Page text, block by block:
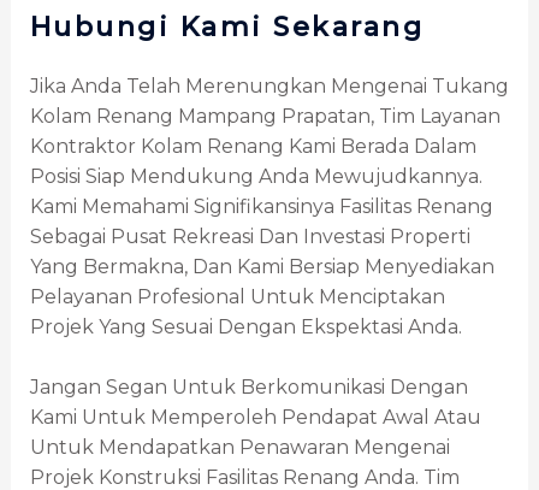
Hubungi Kami Sekarang
Jika Anda Telah Merenungkan Mengenai Tukang
Kolam Renang Mampang Prapatan, Tim Layanan
Kontraktor Kolam Renang Kami Berada Dalam
Posisi Siap Mendukung Anda Mewujudkannya.
Kami Memahami Signifikansinya Fasilitas Renang
Sebagai Pusat Rekreasi Dan Investasi Properti
Yang Bermakna, Dan Kami Bersiap Menyediakan
Pelayanan Profesional Untuk Menciptakan
Projek Yang Sesuai Dengan Ekspektasi Anda.
Jangan Segan Untuk Berkomunikasi Dengan
Kami Untuk Memperoleh Pendapat Awal Atau
Untuk Mendapatkan Penawaran Mengenai
Projek Konstruksi Fasilitas Renang Anda. Tim